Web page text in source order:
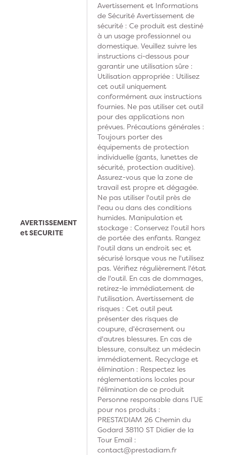
AVERTISSEMENT
et SECURITE
Avertissement et Informations
de Sécurité Avertissement de
sécurité : Ce produit est destiné
à un usage professionnel ou
domestique. Veuillez suivre les
instructions ci-dessous pour
garantir une utilisation sûre :
Utilisation appropriée : Utilisez
cet outil uniquement
conformément aux instructions
fournies. Ne pas utiliser cet outil
pour des applications non
prévues. Précautions générales :
Toujours porter des
équipements de protection
individuelle (gants, lunettes de
sécurité, protection auditive).
Assurez-vous que la zone de
travail est propre et dégagée.
Ne pas utiliser l'outil près de
l'eau ou dans des conditions
humides. Manipulation et
stockage : Conservez l'outil hors
de portée des enfants. Rangez
l'outil dans un endroit sec et
sécurisé lorsque vous ne l'utilisez
pas. Vérifiez régulièrement l'état
de l'outil. En cas de dommages,
retirez-le immédiatement de
l'utilisation. Avertissement de
risques : Cet outil peut
présenter des risques de
coupure, d'écrasement ou
d'autres blessures. En cas de
blessure, consultez un médecin
immédiatement. Recyclage et
élimination : Respectez les
réglementations locales pour
l'élimination de ce produit
Personne responsable dans l’UE
pour nos produits :
PRESTA'DIAM 26 Chemin du
Godard 38110 ST Didier de la
Tour Email :
contact@prestadiam.fr